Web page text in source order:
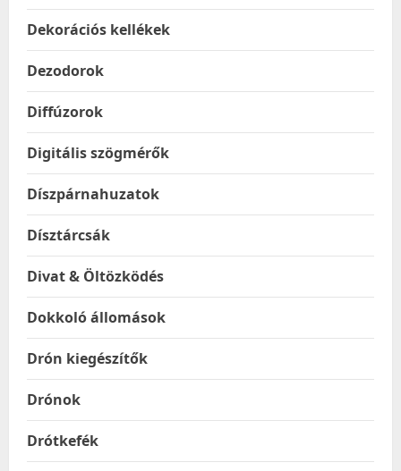
Dekorációs kellékek
Dezodorok
Diffúzorok
Digitális szögmérők
Díszpárnahuzatok
Dísztárcsák
Divat & Öltözködés
Dokkoló állomások
Drón kiegészítők
Drónok
Drótkefék